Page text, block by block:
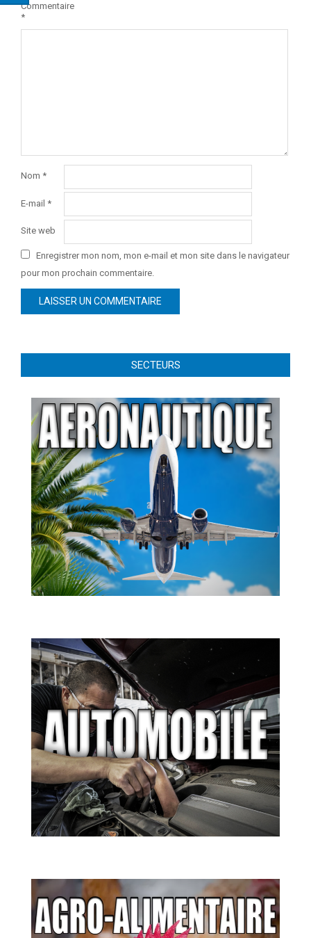
Commentaire
*
Nom *
E-mail *
Site web
Enregistrer mon nom, mon e-mail et mon site dans le navigateur
pour mon prochain commentaire.
SECTEURS